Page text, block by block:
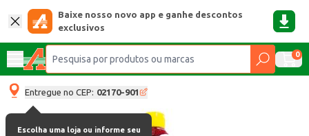
Baixe nosso novo app e ganhe descontos
exclusivos
0
Entregue no CEP: 02170-901
Escolha uma loja ou informe seu